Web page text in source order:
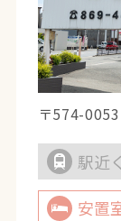
〒574-0053
駅近く
安置